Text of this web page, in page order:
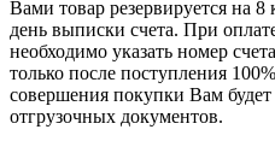
Вами товар резервируется на
день выписки счета. При
необходимо указать номер
только после поступления
совершения покупки Вам
отгрузочных документов.